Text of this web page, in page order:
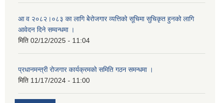
आ व २०८२।०८३ का लागि बेेरोजगार व्यत्तिको सूचिमा सुचिकृत हुनको लागि
आवेदन दिने सम्वन्धमा ।
मिति 02/12/2025 - 11:04
प्रधानमन्त्री रोजगार कार्यक्रमको समिति गठन समन्धमा ।
मिति 11/17/2024 - 11:00